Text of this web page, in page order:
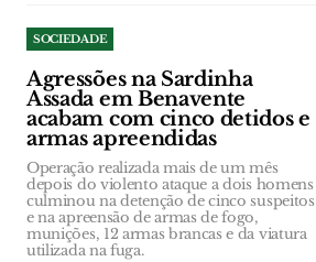
SOCIEDADE
Agressões na Sardinha
Assada em Benavente
acabam com cinco detidos e
armas apreendidas
Operação realizada mais de um mês
depois do violento ataque a dois homens
culminou na detenção de cinco suspeitos
e na apreensão de armas de fogo,
munições, 12 armas brancas e da viatura
utilizada na fuga.